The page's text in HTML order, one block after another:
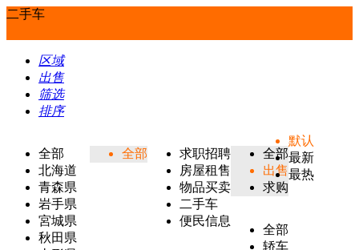
二手车
区域
出售
筛选
排序
全部
北海道
青森県
岩手県
宮城県
秋田県
全部
求职招聘
房屋租售
物品买卖
二手车
便民信息
全部
出售
求购
全部
轿车
默认
最新
最热